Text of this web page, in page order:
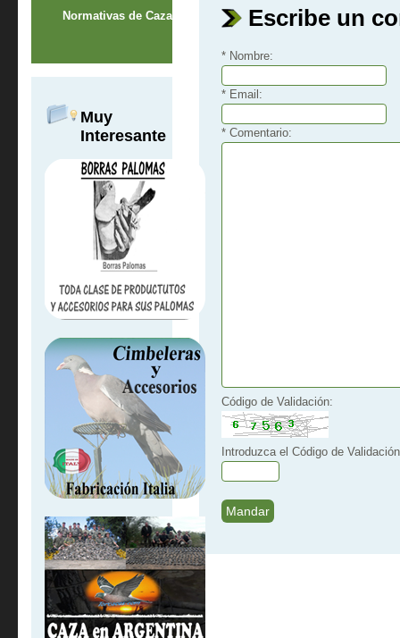
Normativas de Caza
Muy
Interesante
Escribe un
* Nombre:
* Email:
* Comentario:
Código de Validación:
Introduzca el Código de